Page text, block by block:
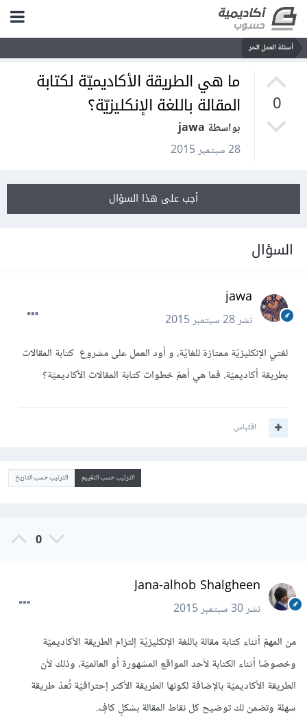
أسئلة العمل الحر
0
ما هي الطريقة الأكاديميّة لكتابة
المقالة باللغة الإنكليزيّة؟
بواسطة jawa
28 سبتمبر 2015
أجب على هذا السؤال
السؤال
jawa
نشر28 سبتمبر 2015
لغتي الإنكليزيّة ممتازة للغايّة، و أود العمل على مشروع كتابة المقالات
بطريقة أكاديميّة. فما هي أهمّ خطوات كتابة المقالات الأكاديميّة؟
اقتباس
الترتيب حسب التقييم الترتيب حسب التاريخ
0
Jana-alhob Shalgheen
نشر30 سبتمبر 2015
من المهمّ أثناء كتابة مقالة باللغة الإنكليزيّة إلتزام الطريقة الأكاديميّة
وخصوصًا أثناء الكتابة لأحد المواقع المشهورة أو العالميّة، وذلك لأن
الطريقة الأكاديميّة بالإضافة لكونها الطريقة الأكثر إحترافيّة تُعدّ طريقة
سهلة وتضمن لك توضيح كل نقاط المقالة بشكلٍ كافٍ.